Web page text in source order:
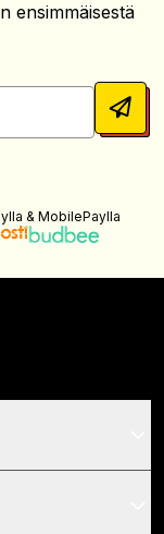
ensimmäisestä
& MobilePaylla